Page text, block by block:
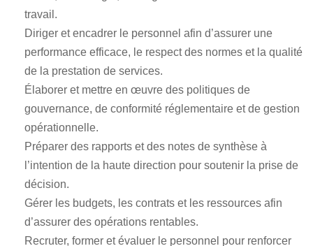
travail.
Diriger et encadrer le personnel afin d’assurer une
performance efficace, le respect des normes et la qualité
de la prestation de services.
Élaborer et mettre en œuvre des politiques de
gouvernance, de conformité réglementaire et de gestion
opérationnelle.
Préparer des rapports et des notes de synthèse à
l’intention de la haute direction pour soutenir la prise de
décision.
Gérer les budgets, les contrats et les ressources afin
d’assurer des opérations rentables.
Recruter, former et évaluer le personnel pour renforcer